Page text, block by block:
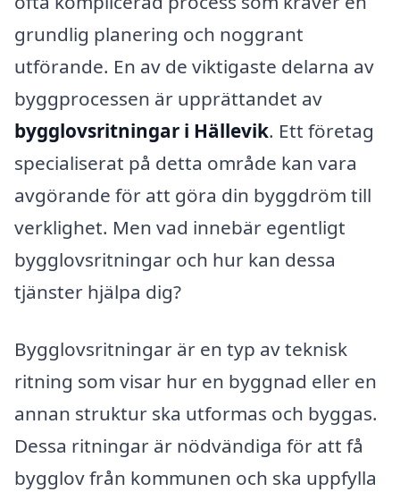
grundlig planering och noggrant
utförande. En av de viktigaste delarna av
byggprocessen är upprättandet av
bygglovsritningar i Hällevik. Ett företag
specialiserat på detta område kan vara
avgörande för att göra din byggdröm till
verklighet. Men vad innebär egentligt
bygglovsritningar och hur kan dessa
tjänster hjälpa dig?
Bygglovsritningar är en typ av teknisk
ritning som visar hur en byggnad eller en
annan struktur ska utformas och byggas.
Dessa ritningar är nödvändiga för att få
bygglov från kommunen och ska uppfylla